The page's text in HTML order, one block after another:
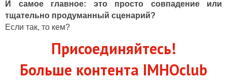
И самое главное: это просто совпадение или
тщательно продуманный сценарий?
Если так, то кем?
Присоединяйтесь!
Больше контента IMHOclub